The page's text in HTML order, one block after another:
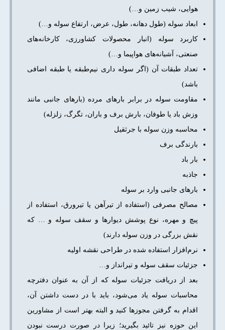
هوایی، شیب زمين و…)
ابعاد سوله (طول دهانه، طول، عرض، ارتفاع سوله و…)
کاربرد سوله (انبار محصولات کشاورزی، کارخانه‌های
صنعتی، آشیانه‌های هواپیما و…)
تعداد طبقات آن (اگر سوله داری نیم‌طبقه یا طبقه اضافی
باشد)
مقاومت سوله در برابر بارهای مرده (بارهای جانبی مانند
وزش باد یا طوفان، بارش برف و باران، تگرگ، زلزله)
محاسبه وزن سوله با جرثقیل
بارندگی برف
بار باد
جاذبه
بارهای جانبی وارد بر سوله
مصالح مصرفی (استفاده از تیر‌آهن یا تیرورق، استفاده از
پیچ و مهره، نوع پوشش دیوارها و سقف سوله و … که
نقش بزرگی در وزن سوله دارند)
نرم‌افزار استفاده شده در طراحی نقشه اولیه
جزئیات سقف سوله و تیرانداز و…
بعد از دریافت جزئیات سوله که از آن به عنوان دفترچه
محاسبات سوله یاد می‌شود، باید با در دست داشتن آن،
اقدام به گرفتن مجوزها کنید و البته بهتر است از مشاورین
این حوزه نیز تائید بگیرید؛ زیرا در صورت درست نبودن